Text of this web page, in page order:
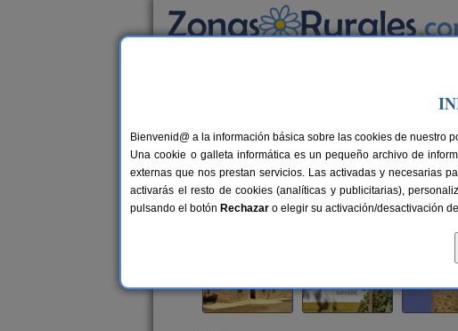
> Casa
Casa Rural Finca El Tornero
Casa Rural en Aracena (Huelva)
Alquiler completo 10-18+4 plazas 110
Bienvenid@ a la información básica sobre las cookies de nuestro
Una cookie o galleta informática es un pequeño archivo de
externas que nos prestan servicios. Las activadas y necesarias
activarás el resto de cookies (analíticas y publicitarias),
pulsando el botón Rechazar o elegir su activación/desactivación